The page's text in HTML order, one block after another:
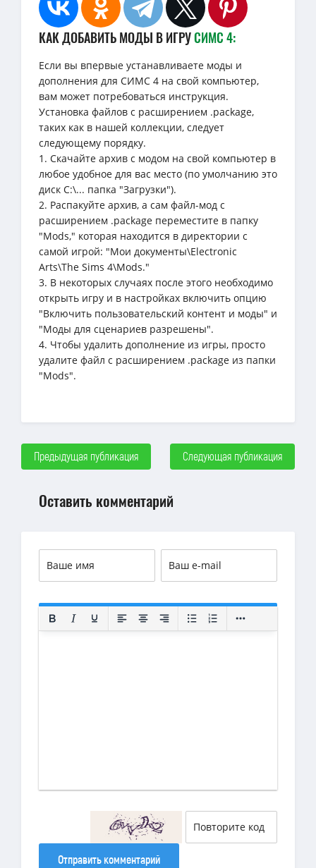
КАК ДОБАВИТЬ МОДЫ В ИГРУСИМС 4:
Если вы впервые устанавливаете моды и
дополнения для СИМС 4 на свой компьютер,
вам может потребоваться инструкция.
Установка файлов с расширением .package,
таких как в нашей коллекции, следует
следующему порядку.
1. Скачайте архив с модом на свой компьютер в
любое удобное для вас место (по умолчанию это
диск C:\... папка "Загрузки").
2. Распакуйте архив, а сам файл-мод с
расширением .package переместите в папку
"Mods," которая находится в директории с
самой игрой: "Мои документы\Electronic
Arts\The Sims 4\Mods."
3. В некоторых случаях после этого необходимо
открыть игру и в настройках включить опцию
"Включить пользовательский контент и моды" и
"Моды для сценариев разрешены".
4. Чтобы удалить дополнение из игры, просто
удалите файл с расширением .package из папки
"Mods".
Предыдущая публикация Следующая публикация
Оставить комментарий
Отправить комментарий